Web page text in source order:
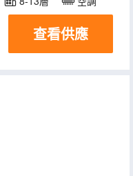
冰箱
查看供應